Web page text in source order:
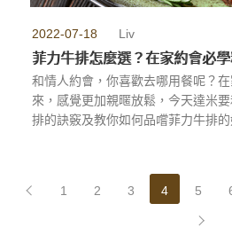
2022-07-18 Liv
菲力牛排怎麼選？在家約會必
和情人約會，你喜歡去哪用餐呢？
來，感覺更加親暱放鬆，今天達米
排的訣竅及教你如何品嚐菲力牛排的
1 2 3 4 5